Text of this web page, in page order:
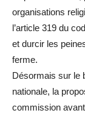
organisations
l’article 319 du
et durcir les
ferme.
Désormais sur le
nationale, la
commission